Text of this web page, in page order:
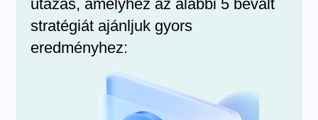
utazás, amelyhez az alábbi 5 bevált
stratégiát ajánljuk gyors
eredményhez: